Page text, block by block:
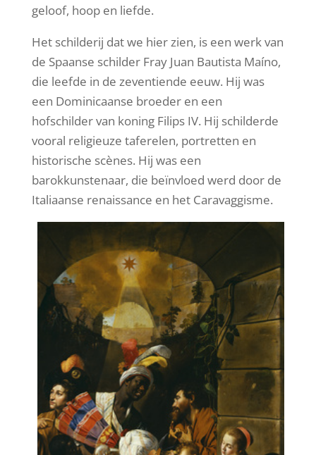
geloof, hoop en liefde.
Het schilderij dat we hier zien, is een werk van
de Spaanse schilder Fray Juan Bautista Maíno,
die leefde in de zeventiende eeuw. Hij was
een Dominicaanse broeder en een
hofschilder van koning Filips IV. Hij schilderde
vooral religieuze taferelen, portretten en
historische scènes. Hij was een
barokkunstenaar, die beïnvloed werd door de
Italiaanse renaissance en het Caravaggisme.